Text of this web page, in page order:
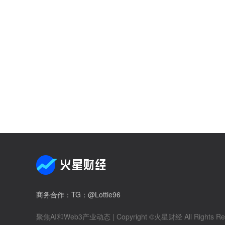
商务合作 ：TG：@Lottie96
聚焦AI和Web3产业动态 | Copyright ©火星财经 All Rights